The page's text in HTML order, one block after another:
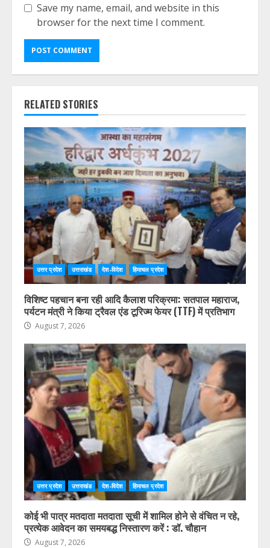
Save my name, email, and website in this
browser for the next time I comment.
RELATED STORIES
उत्तर प्रदेश उत्तराखंड देश-विदेश हिमाचल प्रदेश
विशिष्ट पहचान बना रही आदि कैलाश परिक्रमा: सतपाल महाराज,
पर्यटन मंत्री ने किया ट्रैवल एंड टूरिज्म फेयर (TTF) में प्रतिभाग
August 7, 2026
उत्तर प्रदेश उत्तराखंड देश-विदेश हिमाचल प्रदेश
कोई भी पात्र मतदाता मतदाता सूची में शामिल होने से वंचित न रहे,
प्रत्येक आवेदन का समयबद्ध निस्तारण करें : डॉ. चौहान
August 7, 2026